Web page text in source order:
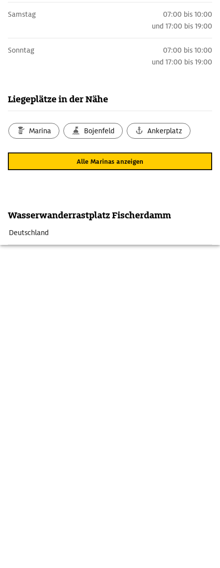
Samstag
07:00 bis 10:00
und 17:00 bis 19:00
Sonntag
07:00 bis 10:00
und 17:00 bis 19:00
Liegeplätze in der Nähe
Marina Bojenfeld Ankerplatz
Alle Marinas anzeigen
Wasserwanderrastplatz Fischerdamm
Deutschland